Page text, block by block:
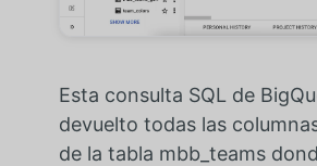
Esta consulta SQL de
devuelto todas las
de la tabla mbb_teams